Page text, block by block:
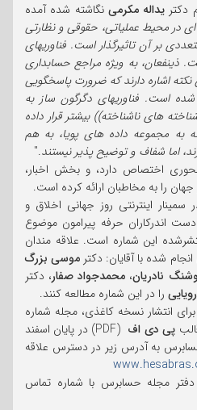
دکتر یداله مکرمی نگاشته شده آمده
ای در محیط عملیاتی، حقوقی و نظارتی
بر آن تاثیرگذار است. فناوریهای
ذینفعان، به ویژه مراجع حسابداری
اشاره دارند که ضرورت پاسخگویی
است. فناوریهای دگرگون ساز به
های ناشناخته)) بیشتر قرار داده
به مجموعه داده های پویا، به هم
اما شفاف و توضیح پذیر نیستند."
اختصاص دارد، و بخش اخبار،
را به مخاطبان ارائه کرده است.
سمینار اینترنتی روز جهانی اخلاق و
اندرکاران حرفه پیرامون موضوع
این شماره است. علاقه مندان
شده با آقایان: دکتر موسی بزرگ
نادریان، محمدجواد صفار، دکتر
را در این شماره مطالعه کنند.
انتشار نسخه کاغذی، مجله شماره
پی دی اف
(PDF) در پایان اسفند
حسابرس به آدرس زیر در دسترس علاقه
مجله حسابرس با شماره تماس